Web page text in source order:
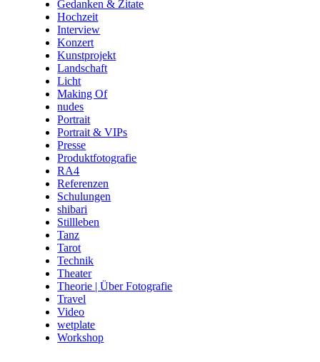
Gedanken & Zitate
Hochzeit
Interview
Konzert
Kunstprojekt
Landschaft
Licht
Making Of
nudes
Portrait
Portrait & VIPs
Presse
Produktfotografie
RA4
Referenzen
Schulungen
shibari
Stillleben
Tanz
Tarot
Technik
Theater
Theorie | Über Fotografie
Travel
Video
wetplate
Workshop